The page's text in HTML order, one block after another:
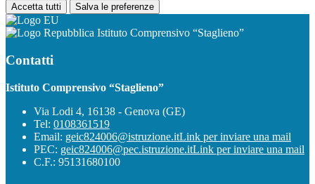
Accetta tutti Salva le preferenze
Istituto Comprensivo “Staglieno”
Contatti
Istituto Comprensivo “Staglieno”
Via Lodi 4, 16138 - Genova (GE)
Tel: 0108361519
Email: geic824006@istruzione.itLink per inviare una mail
PEC: geic824006@pec.istruzione.itLink per inviare una mail
C.F.: 95131680100